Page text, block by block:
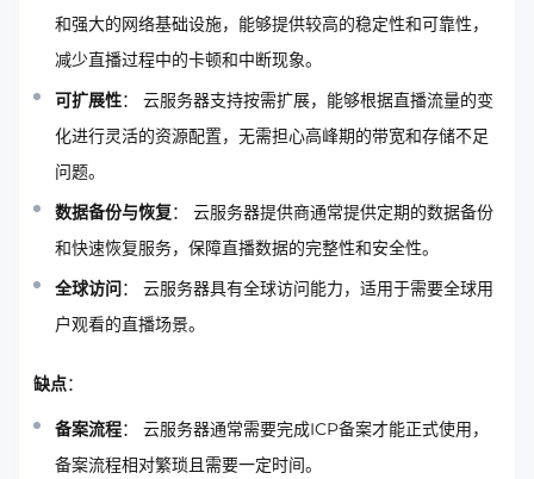
和强大的网络基础设施，能够提供较高的稳定性和可靠性，
减少直播过程中的卡顿和中断现象。
可扩展性： 云服务器支持按需扩展，能够根据直播流量的变
化进行灵活的资源配置，无需担心高峰期的带宽和存储不足
问题。
数据备份与恢复： 云服务器提供商通常提供定期的数据备份
和快速恢复服务，保障直播数据的完整性和安全性。
全球访问： 云服务器具有全球访问能力，适用于需要全球用
户观看的直播场景。
缺点：
备案流程： 云服务器通常需要完成ICP备案才能正式使用，
备案流程相对繁琐且需要一定时间。